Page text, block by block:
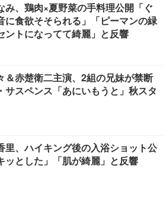
み、鶏肉×夏野菜の手料理公開「ぐ
に食欲そそられる」「ピーマンの緑
ントになってて綺麗」と反響
＆赤楚衛二主演、2組の兄妹が禁断
サスペンス「あにいもうと」秋スタ
里、ハイキング後の入浴ショット公
ッとした」「肌が綺麗」と反響